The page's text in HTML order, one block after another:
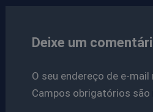
Deixe um
O seu endereço de e-
Campos obrigatórios